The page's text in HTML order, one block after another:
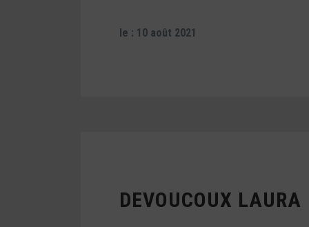
le : 10 août 2021
DEVOUCOUX LAURA